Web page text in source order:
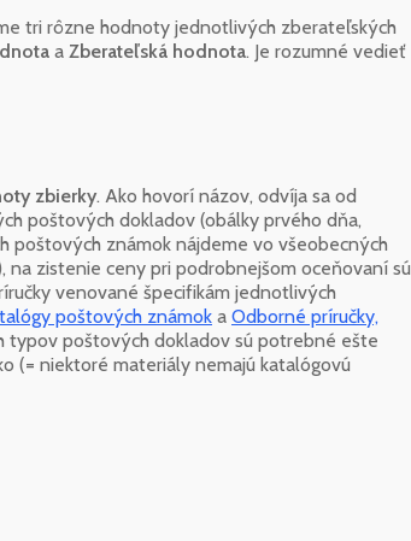
tri rôzne hodnoty jednotlivých zberateľských
a Zberateľská hodnota. Je rozumné vedieť
zbierky. Ako hovorí názov, odvíja sa od
poštových dokladov (obálky prvého dňa,
poštových známok nájdeme vo všeobecných
na zistenie ceny pri podrobnejšom oceňovaní sú
venované špecifikám jednotlivých
poštových známok a Odborné príručky,
typov poštových dokladov sú potrebné ešte
(= niektoré materiály nemajú katalógovú